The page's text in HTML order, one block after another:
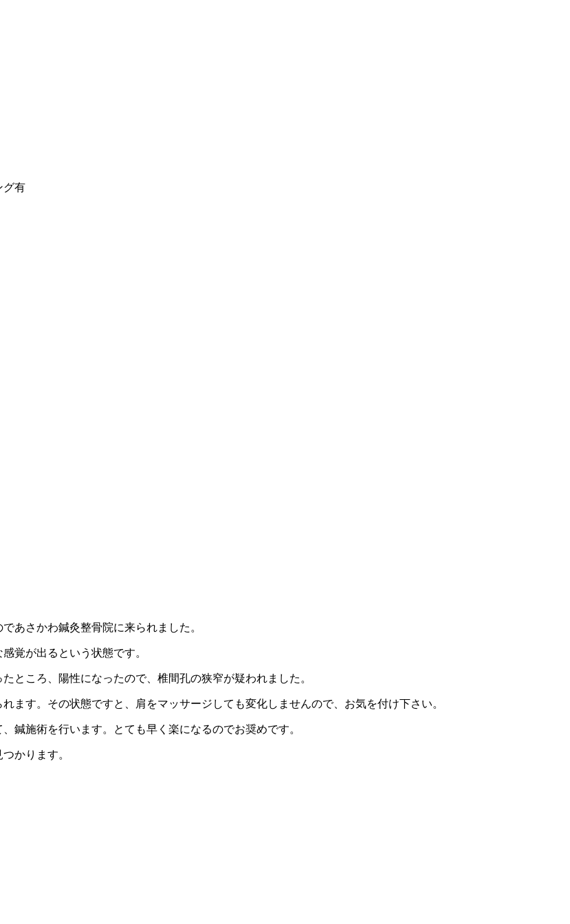
グ有
あさかわ鍼灸整骨院に来られました。
覚が出るという状態です。
ところ、陽性になったので、椎間孔の狭窄が疑われました。
ます。その状態ですと、肩をマッサージしても変化しませんので、お気を付け下さい。
鍼施術を行います。とても早く楽になるのでお奨めです。
かります。